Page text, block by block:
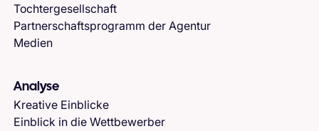
Tochtergesellschaft
Partnerschaftsprogramm der Agentur
Medien
Analyse
Kreative Einblicke
Einblick in die Wettbewerber